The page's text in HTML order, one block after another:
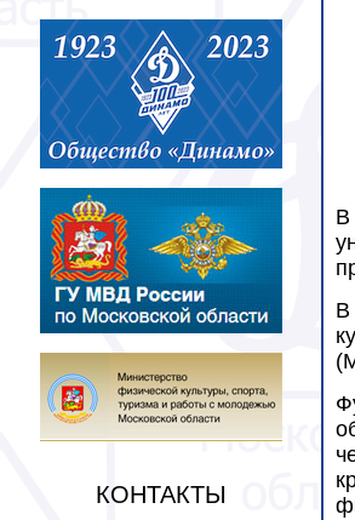
КОНТАКТЫ
В
В